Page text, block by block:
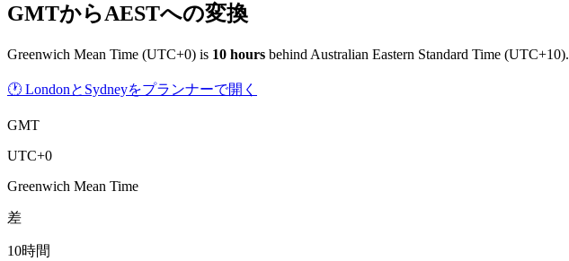
GMTからAESTへの変換
Greenwich Mean Time (UTC+0) is 10 hours behind Australian Eastern Standard Time (UTC+10).
🕐 LondonとSydneyをプランナーで開く
GMT
UTC+0
Greenwich Mean Time
差
10時間